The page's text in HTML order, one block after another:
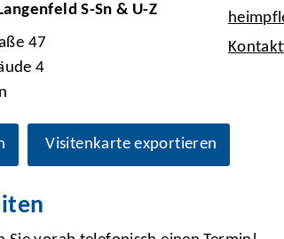
S-Sn & U-Z
47
4
Visitenkarte exportieren